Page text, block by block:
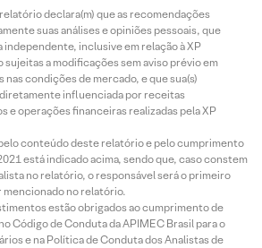
declara(m) que as recomendações
suas análises e opiniões pessoais, que
independente, inclusive em relação à XP
a modificações sem aviso prévio em
condições de mercado, e que sua(s)
influenciada por receitas
e operações financeiras realizadas pela XP
conteúdo deste relatório e pelo cumprimento
está indicado acima, sendo que, caso constem
no relatório, o responsável será o primeiro
mencionado no relatório.
estão obrigados ao cumprimento de
Código de Conduta da APIMEC Brasil para o
e na Política de Conduta dos Analistas de